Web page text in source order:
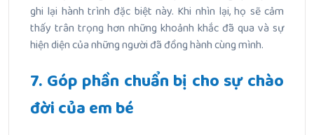
ghi lại hành trình đặc biệt này. Khi nhìn lại, họ sẽ cảm
thấy trân trọng hơn những khoảnh khắc đã qua và sự
hiện diện của những người đã đồng hành cùng mình.
7. Góp phần chuẩn bị cho sự chào
đời của em bé